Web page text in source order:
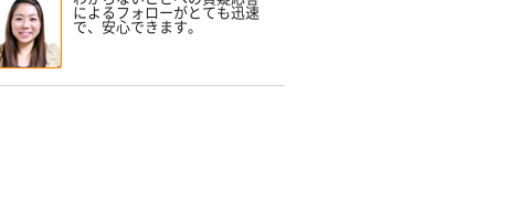
によるフォローがとても迅速
で、安心できます。